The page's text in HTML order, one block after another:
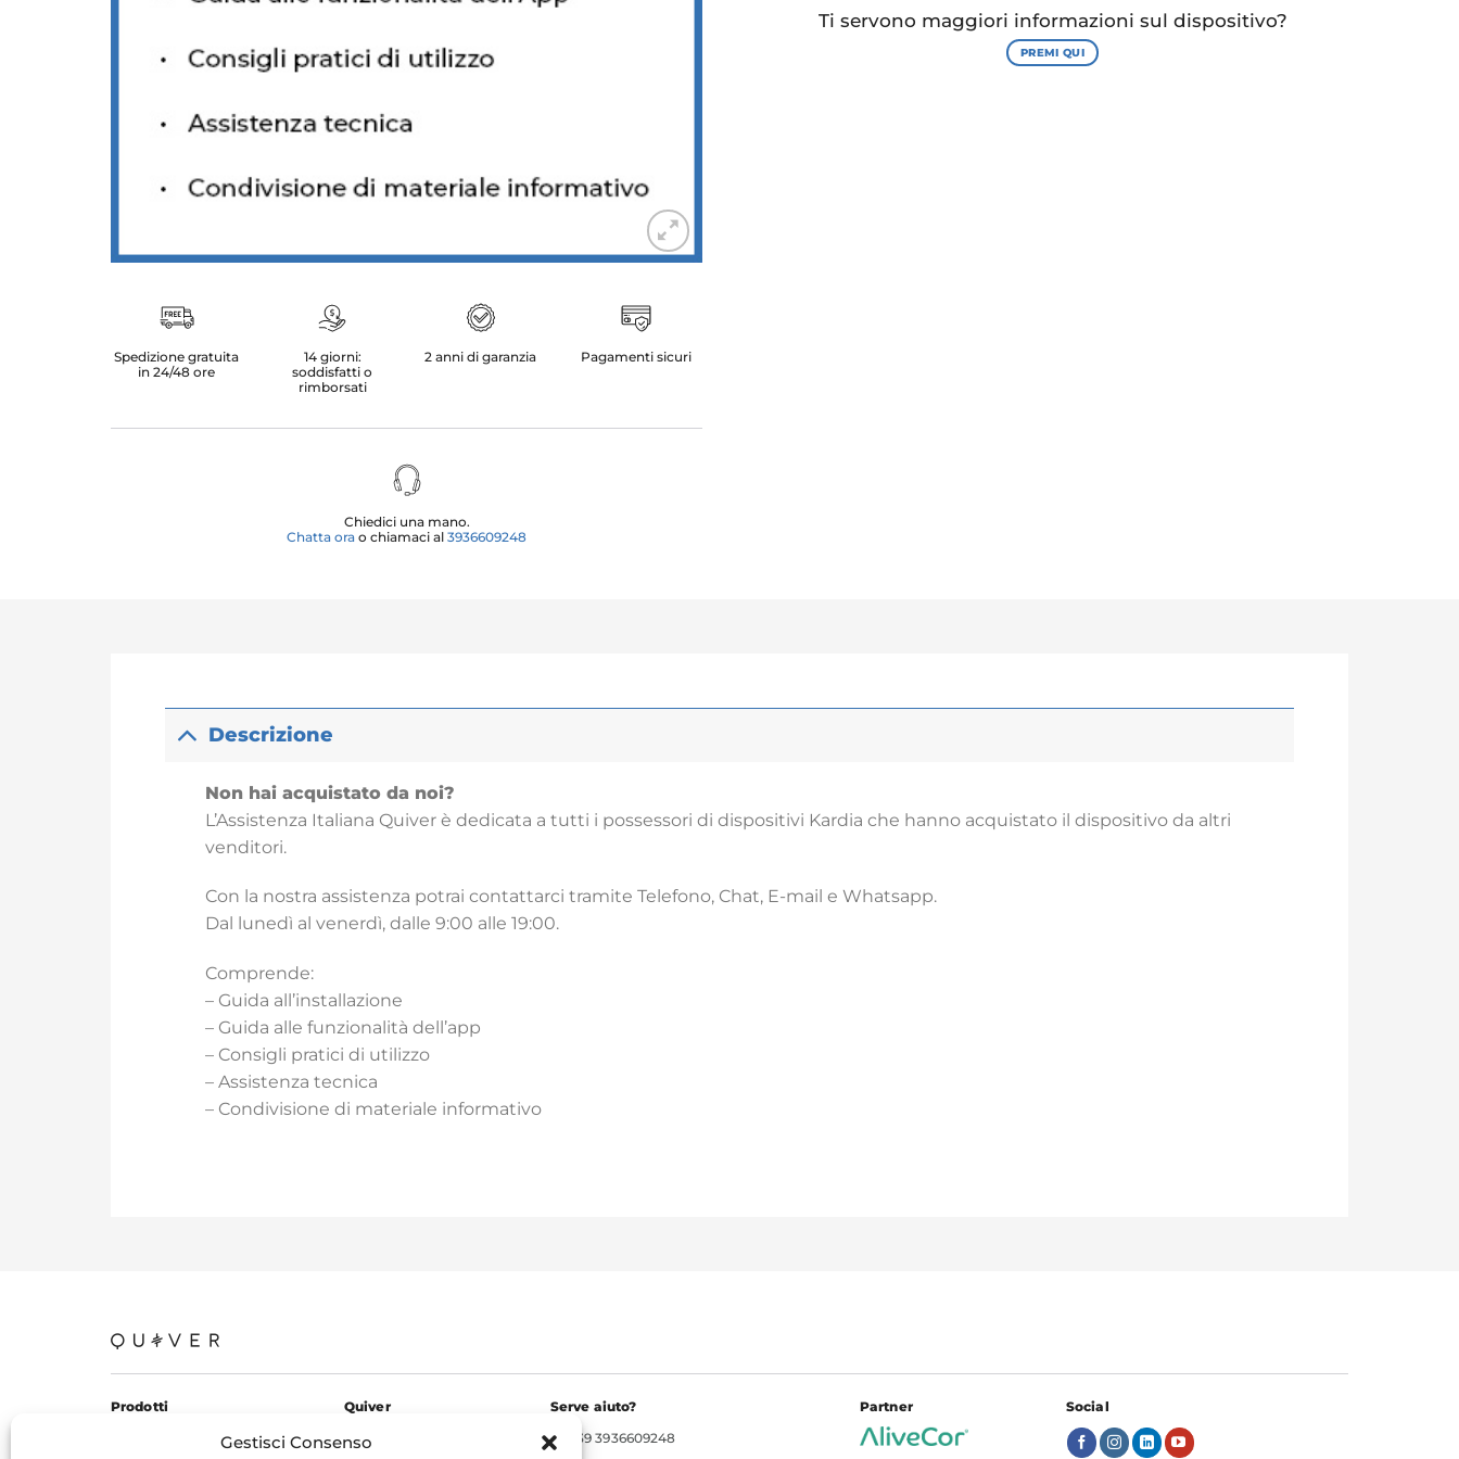
Gestisci Consenso
Spedizione gratuita
in 24/48 ore
14 giorni:
soddisfatti o
rimborsati
2 anni di garanzia Pagamenti sicuri
Chiedici una mano.
Chatta ora o chiamaci al 3936609248
Ti servono maggiori informazioni sul dispositivo?
PREMI QUI
Descrizione
Non hai acquistato da noi?
L’Assistenza Italiana Quiver è dedicata a tutti i possessori di dispositivi Kardia che hanno acquistato il dispositivo da altri
venditori.
Con la nostra assistenza potrai contattarci tramite Telefono, Chat, E-mail e Whatsapp.
Dal lunedì al venerdì, dalle 9:00 alle 19:00.
Comprende:
– Guida all’installazione
– Guida alle funzionalità dell’app
– Consigli pratici di utilizzo
– Assistenza tecnica
– Condivisione di materiale informativo
Prodotti
Quiver
Chi siamo
Serve aiuto?
+39 3936609248
Partner Social